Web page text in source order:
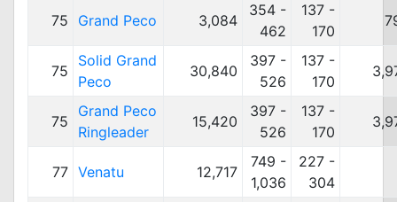
75 Grand Peco 3,084
354 -
462
137 -
170
75
Solid Grand
Peco
30,840
397 -
526
137 -
170
75
Grand Peco
Ringleader
15,420
397 -
526
137 -
170
77 Venatu 12,717
749 -
1,036
227 -
304